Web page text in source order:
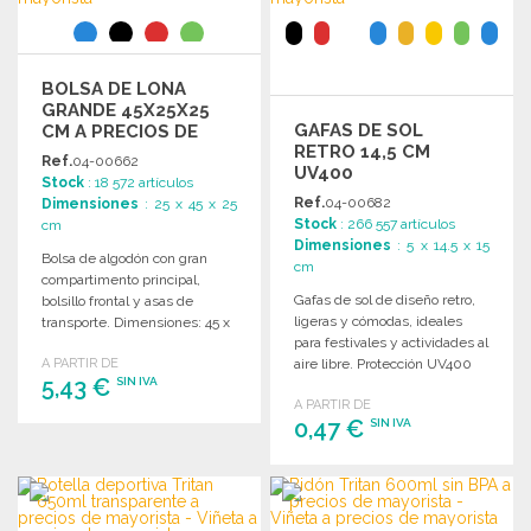
BOLSA DE LONA
GRANDE 45X25X25
CM A PRECIOS DE
MAYORISTA
Ref.04-00662
Stock : 18 572 artículos
Dimensiones : 25 x 45 x 25
cm
Bolsa de algodón con gran
compartimento principal,
bolsillo frontal y asas de
transporte. Dimensiones: 45 x
A PARTIR DE
5,43 € SIN IVA
Solicitar un presupuesto
GAFAS DE SOL
RETRO 14,5 CM
UV400
Ref.04-00682
Stock : 266 557 artículos
Dimensiones : 5 x 14.5 x 15
cm
Gafas de sol de diseño retro,
ligeras y cómodas, ideales
para festivales y actividades al
aire libre. Protección UV400
A PARTIR DE
0,47 €SIN IVA
PEDIR
Solicitar un presupuesto